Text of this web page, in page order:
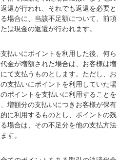
還が行われ、それでも返還を必要と
場合に、当該不足額について、前項
は現金の返還が行われます。
払いにポイントを利用した後、何ら
金が増額された場合は、お客様は増
て支払うものとします。ただし、お
支払いにポイントを利用していた場
ポイントを支払いに利用することを
増額分の支払いにつきお客様が保有
に利用するものとし、ポイントの残
場合は、その不足分を他の支払方法
す。